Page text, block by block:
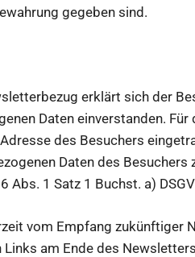
gegeben sind.
erklärt sich der
Daten einverstanden.
des Besuchers
Daten des
Abs. 1 Satz 1 Buchst. a)
vom Empfang zukünftiger
am Ende des